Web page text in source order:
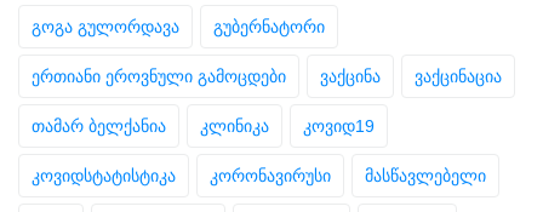
გოგა გულორდავა გუბერნატორი
ერთიანი ეროვნული გამოცდები ვაქცინა ვაქცინაცია
თამარ ბელქანია კლინიკა კოვიდ19
კოვიდსტატისტიკა კორონავირუსი მასწავლებელი